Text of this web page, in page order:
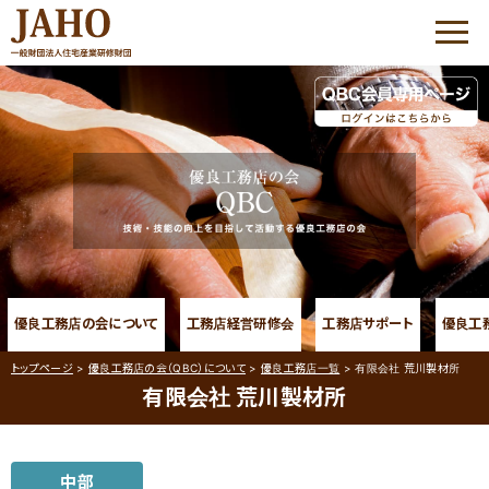
HOME
JAHOについて
優良工務店の会 QBC
優良工務店の会 QBC
優良工務店の会 QBC について
大工志塾
コミュニケーション・プラザ
家づくりサポート
優良工務店の会について 工務店経営研修会 工務店サポート 優良工
トップページ> 優良工務店の会（QBC）について > 優良工務店一覧 >有限会社 荒川製材所
有限会社 荒川製材所
中部